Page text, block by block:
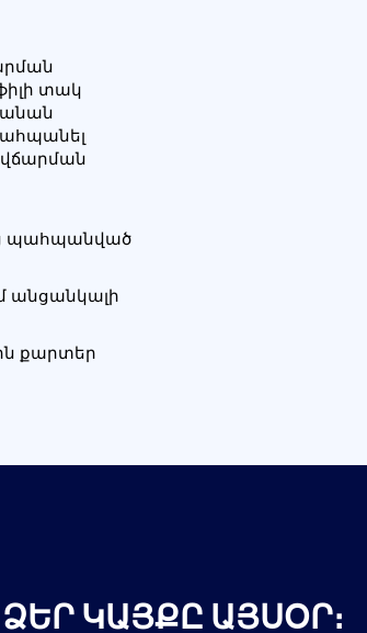
տակ
վճարման
պահպանված
անցանկալի
քարտեր
ԿԱՅՔԸ ԱՅՍՕՐ։